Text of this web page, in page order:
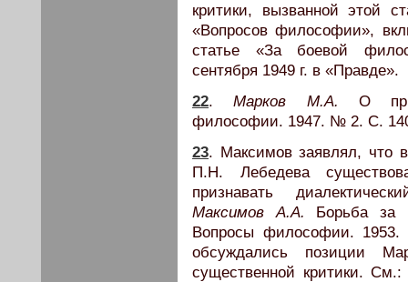
критики, вызванной этой
«Вопросов философии»,
статье «За боевой
сентября 1949 г. в «Правде».
22.Марков М.А. О
философии. 1947. № 2. С.
23. Максимов заявлял, что
П.Н. Лебедева
признавать
Максимов А.А. Борьба за
Вопросы философии.
обсуждались позиции
существенной критики.